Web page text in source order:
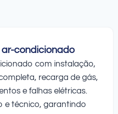
condicionado
com instalação,
recarga de gás,
e falhas elétricas.
e técnico, garantindo